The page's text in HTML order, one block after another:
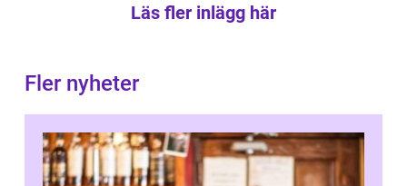
Läs fler inlägg här
Fler nyheter